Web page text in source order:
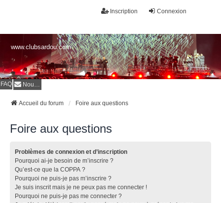
Connexion
Inscription
www.clubsardou.com
FAQ Nous contacter
Accueil du forum Foire aux questions
Foire aux questions
Problèmes de connexion et d’inscription
Pourquoi ai-je besoin de m’inscrire ?
Qu’est-ce que la COPPA ?
Pourquoi ne puis-je pas m’inscrire ?
Je suis inscrit mais je ne peux pas me connecter !
Pourquoi ne puis-je pas me connecter ?